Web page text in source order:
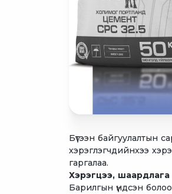
Бүтээн байгуулалтын
хэрэглэгчдийнхээ
гаргалаа.
Хэрэгцээ, шаардлага
Барилгын үндсэн